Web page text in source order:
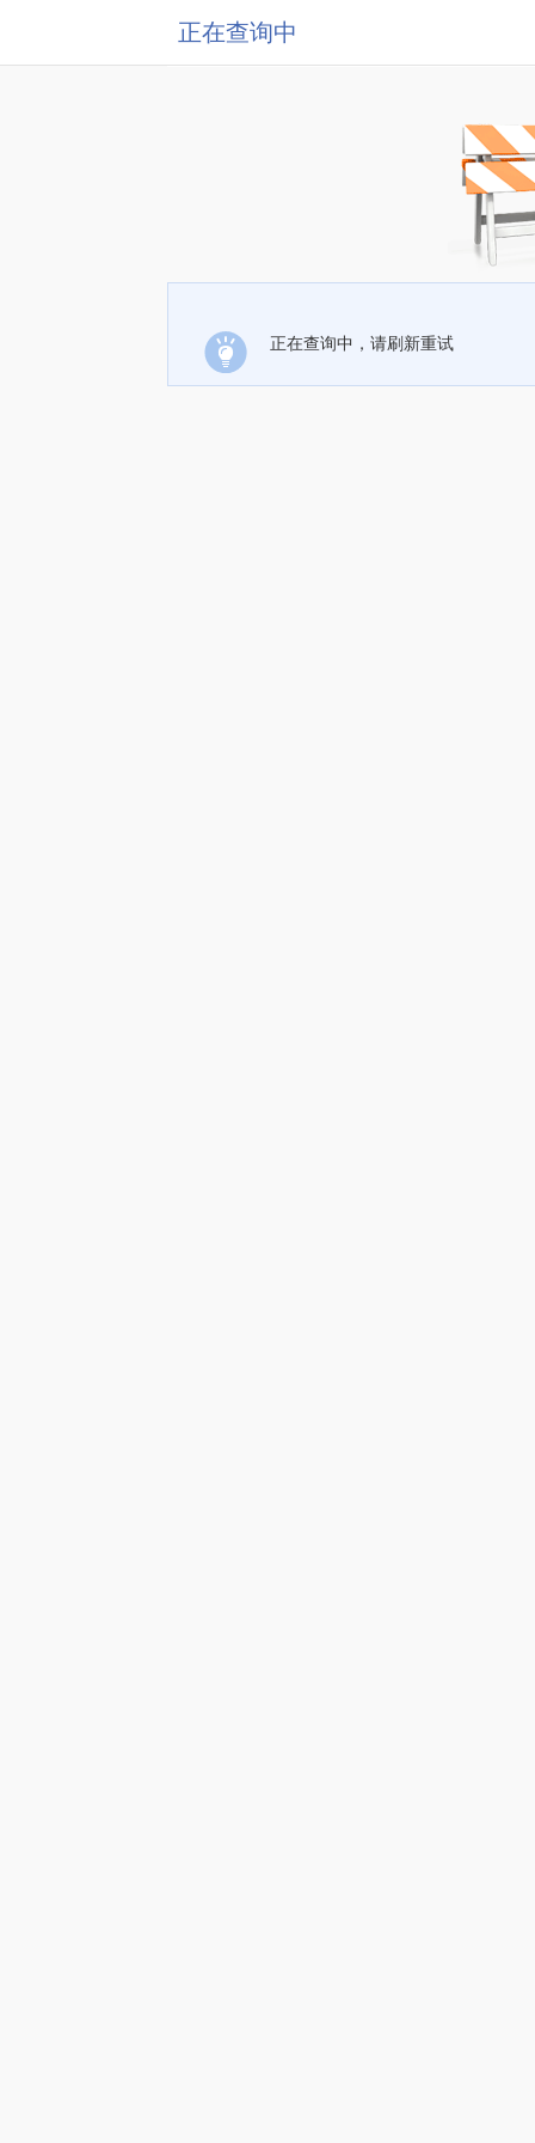
正在查询中
正在查询中，请刷新重试